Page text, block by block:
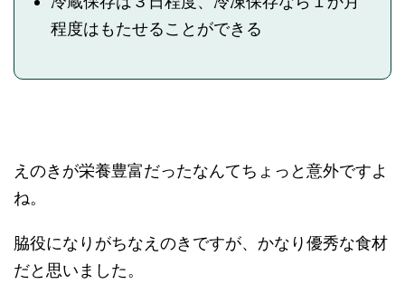
程度はもたせることができる
えのきが栄養豊富だったなんてちょっと意外ですよ
ね。
脇役になりがちなえのきですが、かなり優秀な食材
だと思いました。